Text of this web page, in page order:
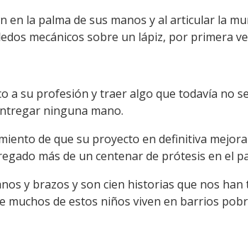
la palma de sus manos y al articular la
mecánicos sobre un lápiz, por primera
a su profesión y traer algo que todavía no
ninguna mano.
de que su proyecto en definitiva
más de un centenar de prótesis en el
y brazos y son cien historias que nos
muchos de estos niños viven en barrios